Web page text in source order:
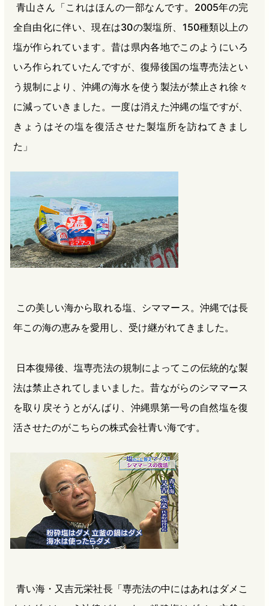
青山さん「これはほんの一部なんです。2005年の完
全自由化に伴い、現在は30の製塩所、150種類以上の
塩が作られています。昔は県内各地でこのようにいろ
いろ作られていたんですが、復帰後国の塩専売法とい
う規制により、沖縄の海水を使う製法が禁止され徐々
に減っていきました。一度は消えた沖縄の塩ですが、
きょうはその塩を復活させた製塩所を訪ねてきまし
た」
この美しい海から取れる塩、シママース。沖縄では長
年この海の恵みを愛用し、受け継がれてきました。
日本復帰後、塩専売法の規制によってこの伝統的な製
法は禁止されてしまいました。昔ながらのシママース
を取り戻そうとがんばり、沖縄県第一号の自然塩を復
活させたのがこちらの株式会社青い海です。
青い海・又吉元栄社長「専売法の中にはあれはダメこ